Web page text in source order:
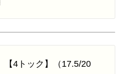
【4トック】（17.5/20